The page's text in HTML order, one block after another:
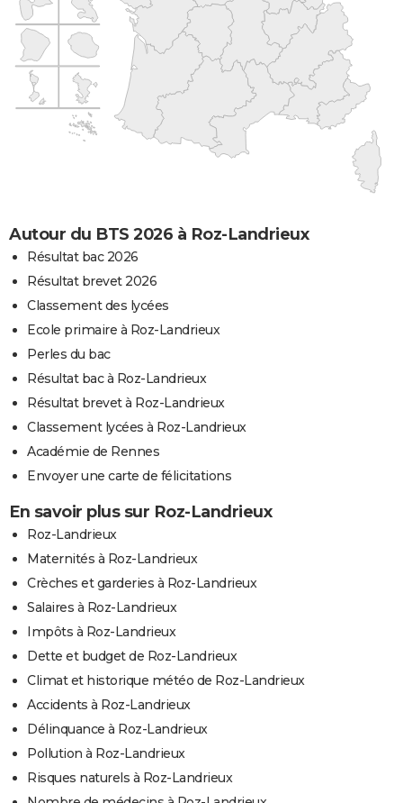
Autour du BTS 2026 à Roz-Landrieux
Résultat bac 2026
Résultat brevet 2026
Classement des lycées
Ecole primaire à Roz-Landrieux
Perles du bac
Résultat bac à Roz-Landrieux
Résultat brevet à Roz-Landrieux
Classement lycées à Roz-Landrieux
Académie de Rennes
Envoyer une carte de félicitations
En savoir plus sur Roz-Landrieux
Roz-Landrieux
Maternités à Roz-Landrieux
Crèches et garderies à Roz-Landrieux
Salaires à Roz-Landrieux
Impôts à Roz-Landrieux
Dette et budget de Roz-Landrieux
Climat et historique météo de Roz-Landrieux
Accidents à Roz-Landrieux
Délinquance à Roz-Landrieux
Pollution à Roz-Landrieux
Risques naturels à Roz-Landrieux